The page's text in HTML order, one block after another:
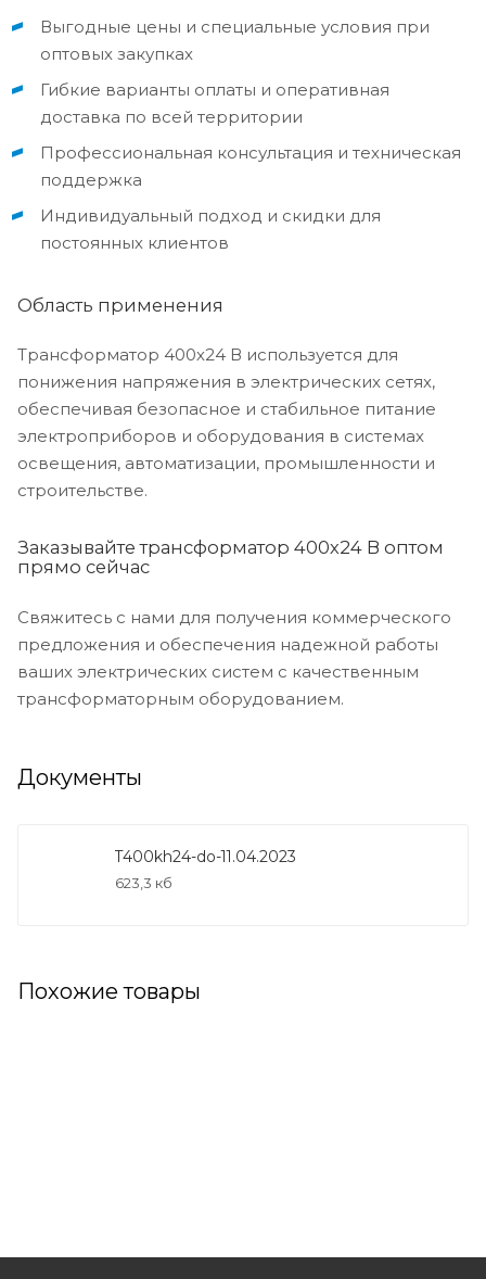
Выгодные цены и специальные условия при
оптовых закупках
Гибкие варианты оплаты и оперативная
доставка по всей территории
Профессиональная консультация и техническая
поддержка
Индивидуальный подход и скидки для
постоянных клиентов
Область применения
Трансформатор 400х24 В используется для
понижения напряжения в электрических сетях,
обеспечивая безопасное и стабильное питание
электроприборов и оборудования в системах
освещения, автоматизации, промышленности и
строительстве.
Заказывайте трансформатор 400х24 В оптом
прямо сейчас
Свяжитесь с нами для получения коммерческого
предложения и обеспечения надежной работы
ваших электрических систем с качественным
трансформаторным оборудованием.
Документы
T400kh24-do-11.04.2023
623,3 кб
Похожие товары